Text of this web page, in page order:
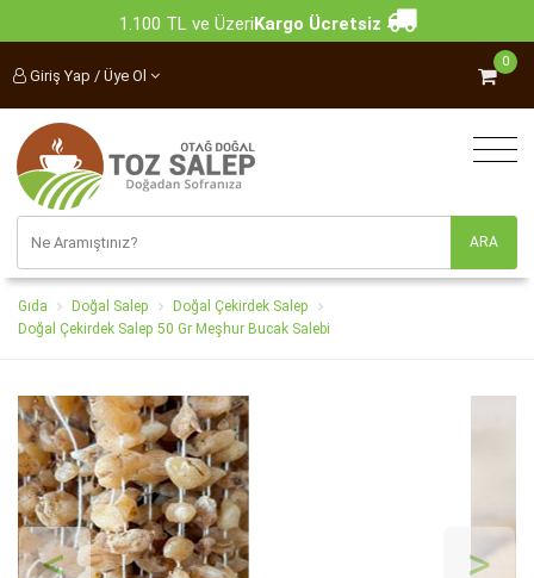
1.100 TL ve ÜzeriKargo Ücretsiz
Giriş Yap / Üye Ol
0
Gıda Doğal Salep
Doğal Çekirdek Salep
Doğal Çekirdek Salep 50 Gr Meşhur Bucak Salebi